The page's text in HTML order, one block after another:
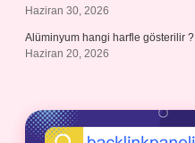
Haziran 30, 2026
Alüminyum hangi harfle gösterilir ?
Haziran 20, 2026